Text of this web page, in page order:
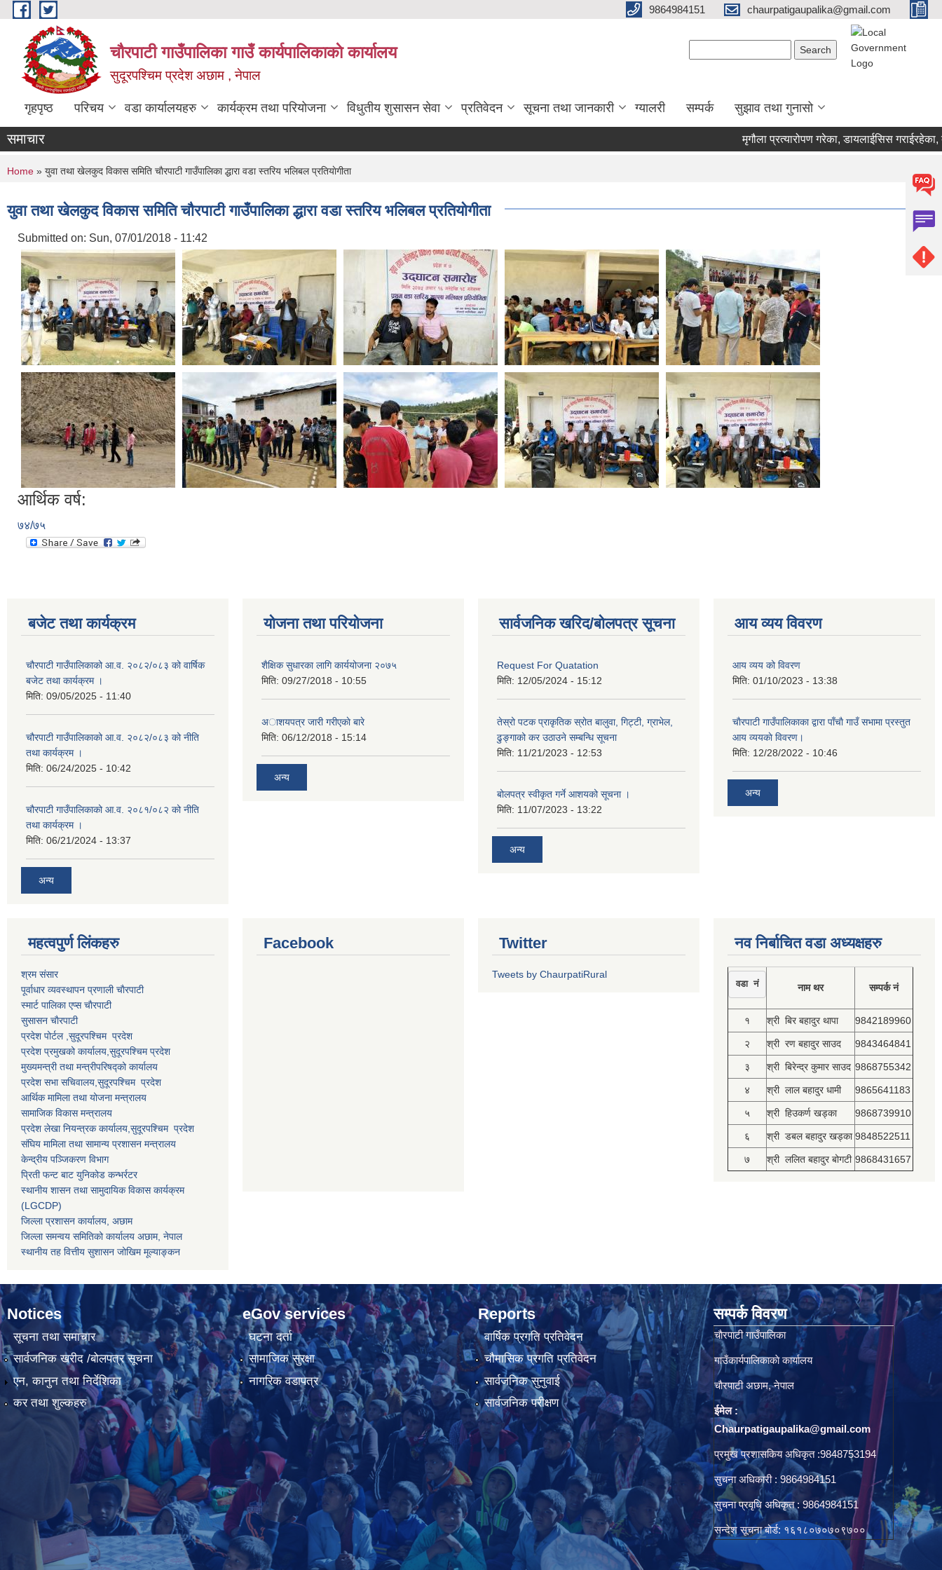
Skip to main content 9864984151 chaurpatigaupalika@gmail.com
चौरपाटी गाउँपालिका गाउँ कार्यपालिकाकाे कार्यालय
सुदूरपश्चिम प्रदेश अछाम , नेपाल
गृहपृष्ठ परिचय वडा कार्यालयहरु कार्यक्रम तथा परियोजना विधुतीय शुसासन सेवा प्रतिवेदन सूचना तथा जानकारी ग्यालरी सम्पर्क सुझाव तथा गुनासो
समाचार मृगौला प्रत्यारोपण गरेका, डायलाईसिस गराईरहेका,
You are here
Home » युवा तथा खेलकुद विकास समिति चाैरपाटी गाउँपालिका द्धारा वडा स्तरिय भलिबल प्रतियाेगीता
युवा तथा खेलकुद विकास समिति चाैरपाटी गाउँपालिका द्धारा वडा स्तरिय भलिबल प्रतियाेगीता
Submitted on: Sun, 07/01/2018 - 11:42
आर्थिक वर्ष:
७४/७५
बजेट तथा कार्यक्रम
चौरपाटी गाउँपालिकाको आ.व. २०८२/०८३ को वार्षिक
बजेट तथा कार्यक्रम ।
मिति: 09/05/2025 - 11:40
चौरपाटी गाउँपालिकाको आ.व. २०८२/०८३ को नीति
तथा कार्यक्रम ।
मिति: 06/24/2025 - 10:42
चौरपाटी गाउँपालिकाको आ.व. २०८१/०८२ को नीति
तथा कार्यक्रम ।
मिति: 06/21/2024 - 13:37
अन्य
योजना तथा परियोजना
शैक्षिक सुधारका लागि कार्ययोजना २०७५
मिति: 09/27/2018 - 10:55
अाशयपत्र जारी गरीएकाे बारे
मिति: 06/12/2018 - 15:14
अन्य
सार्वजनिक खरिद/बोलपत्र सूचना
Request For Quatation
मिति: 12/05/2024 - 15:12
तेस्रो पटक प्राकृतिक स्रोत बालुवा, गिट्टी, ग्राभेल,
ढुङ्गाको कर उठाउने सम्बन्धि सूचना
मिति: 11/21/2023 - 12:53
बोलपत्र स्वीकृत गर्ने आशयको सूचना ।
मिति: 11/07/2023 - 13:22
अन्य
आय व्यय विवरण
आय व्यय को विवरण
मिति: 01/10/2023 - 13:38
चाैरपाटी गाउँपालिकाका द्वारा पाँचाै गाउँ सभामा प्रस्तुत
आय व्ययकाे विवरण।
मिति: 12/28/2022 - 10:46
अन्य
महत्वपुर्ण लि‌ंकहरु
श्रम संसार
पूर्वाधार व्यवस्थापन प्रणाली चाैरपाटी
स्मार्ट पालिका एप्स चाैरपाटी
सुसासन चाैरपाटी
प्रदेश पोर्टल ,सुदूरपश्चिम प्रदेश
प्रदेश प्रमुखको कार्यालय, सुदूरपश्चिमप्रदेश
मुख्यमन्त्री तथा मन्त्रीपरिषद्को कार्यालय
प्रदेश सभा सचिवालय, सुदूरपश्चिम प्रदेश
आर्थिक मामिला तथा योजना मन्त्रालय
सामाजिक विकास मन्त्रालय
प्रदेश लेखा नियन्त्रक कार्यालय, सुदूरपश्चिम प्रदेश
संघिय मामिला तथा सामान्य प्रशासन मन्त्रालय
केन्द्रीय पञ्जिकरण विभाग
प्रिती फन्ट बाट युनिकोड कन्भर्रटर
स्थानीय शासन तथा सामुदायिक विकास कार्यक्रम
(LGCDP)
जिल्ला प्रशासन कार्यालय, अछाम
जिल्ला समन्वय समितिको कार्यालय अछाम, नेपाल
स्थानीय तह वित्तीय सुशासन जोखिम मूल्याङ्कन
Facebook Twitter
Tweets by ChaurpatiRural
नव निर्बाचित वडा अध्यक्षहरु
वडा नं नाम थर सम्पर्क नं
१ श्री बिर बहादुर थापा 9842189960
२ श्री रण बहादुर साउद 9843464841
३ श्री बिरेन्द्र कुमार साउद 9868755342
४ श्री लाल बहादुर धामी 9865641183
५ श्री हिउकर्ण खड्का 9868739910
६ श्री डबल बहादुर खड्का 9848522511
७ श्री ललित बहादुर बोगटी 9868431657
Notices
सूचना तथा समाचार
सार्वजनिक खरीद /बोलपत्र सूचना
एन, कानुन तथा निर्देशिका
कर तथा शुल्कहरु
eGov services
घटना दर्ता
सामाजिक सुरक्षा
नागरिक वडापत्र
Reports
वार्षिक प्रगति प्रतिवेदन
चौमासिक प्रगति प्रतिवेदन
सार्वजनिक सुनुवाई
सार्वजनिक परीक्षण
सम्पर्क विवरण
चाैरपाटी गाउँपालिका
गाउँकार्यपालिकाकाे कार्यालय
चाैरपाटी अछाम, नेपाल
ईमेल :
Chaurpatigaupalika@gmail.com
प्रमुख प्रशासकिय अधिकृत :9848753194
सुचना अधिकारी : 9864984151
सुचना प्रवृधि अधिकृत : 9864984151
सन्देश सूचना बोर्ड: १६१८०७०७०९७००